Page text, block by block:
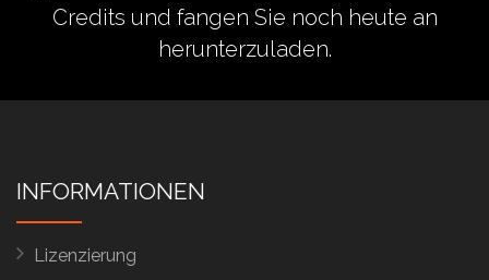
Credits und fangen Sie noch heute an
herunterzuladen.
INFORMATIONEN
Lizenzierung